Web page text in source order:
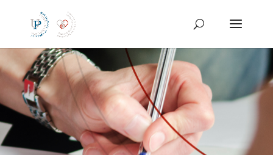
vsebino